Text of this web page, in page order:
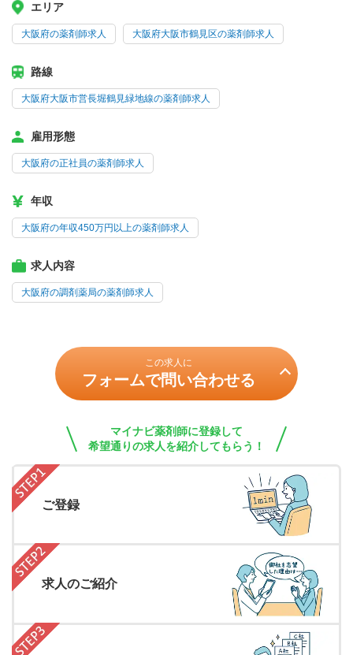
エリア
大阪府の薬剤師求人 大阪府大阪市鶴見区の薬剤師求人
路線
大阪府大阪市営長堀鶴見緑地線の薬剤師求人
雇用形態
大阪府の正社員の薬剤師求人
年収
大阪府の年収450万円以上の薬剤師求人
求人内容
大阪府の調剤薬局の薬剤師求人
この求人に
フォームで問い合わせる
マイナビ薬剤師に登録して
希望通りの求人を紹介してもらう！
ご登録
求人のご紹介